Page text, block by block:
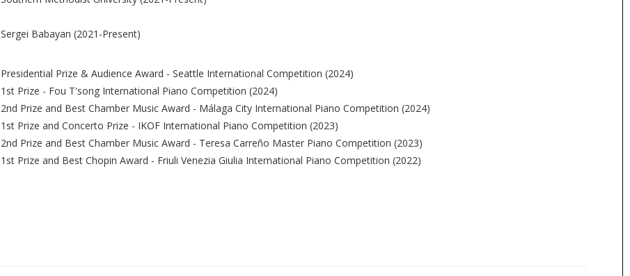
Sergei Babayan (2021-Present)
Presidential Prize & Audience Award - Seattle International Competition (2024)
1st Prize - Fou T'song International Piano Competition (2024)
2nd Prize and Best Chamber Music Award - Málaga City International Piano Competition (2024)
1st Prize and Concerto Prize - IKOF International Piano Competition (2023)
2nd Prize and Best Chamber Music Award - Teresa Carreño Master Piano Competition (2023)
1st Prize and Best Chopin Award - Friuli Venezia Giulia International Piano Competition (2022)